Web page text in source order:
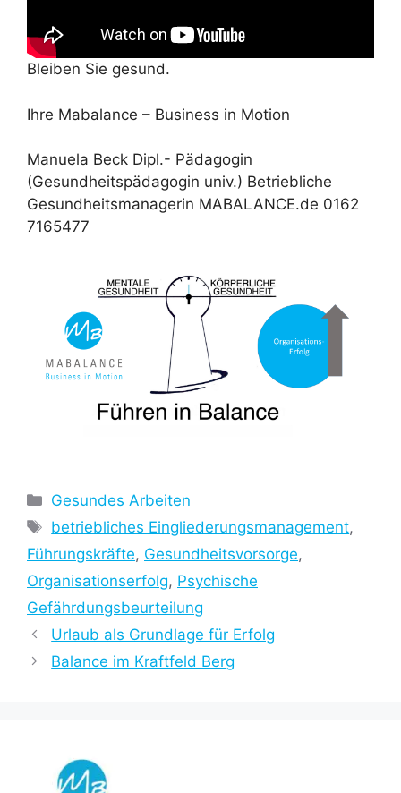
Bleiben Sie gesund.
Ihre Mabalance – Business in Motion
Manuela Beck Dipl.- Pädagogin
(Gesundheitspädagogin univ.) Betriebliche
Gesundheitsmanagerin MABALANCE.de 0162
7165477
Kategorien
Gesundes Arbeiten
Schlagwörter
betriebliches Eingliederungsmanagement,
Führungskräfte, Gesundheitsvorsorge,
Organisationserfolg, Psychische
Gefährdungsbeurteilung
Urlaub als Grundlage für Erfolg
Balance im Kraftfeld Berg